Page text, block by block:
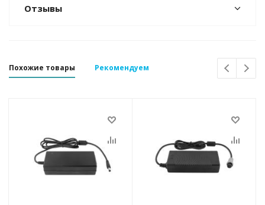
Отзывы
Похожие товары Рекомендуем